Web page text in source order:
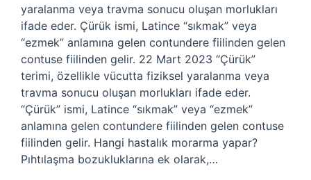
yaralanma veya travma sonucu oluşan morlukları
ifade eder. Çürük ismi, Latince “sıkmak” veya
“ezmek” anlamına gelen contundere fiilinden gelen
contuse fiilinden gelir. 22 Mart 2023 “Çürük”
terimi, özellikle vücutta fiziksel yaralanma veya
travma sonucu oluşan morlukları ifade eder.
“Çürük” ismi, Latince “sıkmak” veya “ezmek”
anlamına gelen contundere fiilinden gelen contuse
fiilinden gelir. Hangi hastalık morarma yapar?
Pıhtılaşma bozukluklarına ek olarak,…